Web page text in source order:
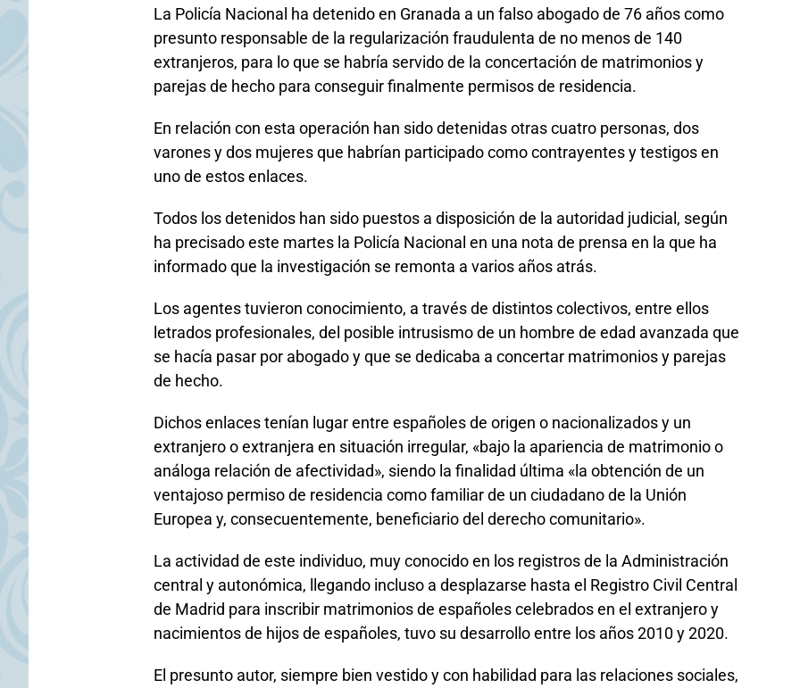
La Policía Nacional ha detenido en Granada a un falso abogado de 76 años como
presunto responsable de la regularización fraudulenta de no menos de 140
extranjeros, para lo que se habría servido de la concertación de matrimonios y
parejas de hecho para conseguir finalmente permisos de residencia.
En relación con esta operación han sido detenidas otras cuatro personas, dos
varones y dos mujeres que habrían participado como contrayentes y testigos en
uno de estos enlaces.
Todos los detenidos han sido puestos a disposición de la autoridad judicial, según
ha precisado este martes la Policía Nacional en una nota de prensa en la que ha
informado que la investigación se remonta a varios años atrás.
Los agentes tuvieron conocimiento, a través de distintos colectivos, entre ellos
letrados profesionales, del posible intrusismo de un hombre de edad avanzada que
se hacía pasar por abogado y que se dedicaba a concertar matrimonios y parejas
de hecho.
Dichos enlaces tenían lugar entre españoles de origen o nacionalizados y un
extranjero o extranjera en situación irregular, «bajo la apariencia de matrimonio o
análoga relación de afectividad», siendo la finalidad última «la obtención de un
ventajoso permiso de residencia como familiar de un ciudadano de la Unión
Europea y, consecuentemente, beneficiario del derecho comunitario».
La actividad de este individuo, muy conocido en los registros de la Administración
central y autonómica, llegando incluso a desplazarse hasta el Registro Civil Central
de Madrid para inscribir matrimonios de españoles celebrados en el extranjero y
nacimientos de hijos de españoles, tuvo su desarrollo entre los años 2010 y 2020.
El presunto autor, siempre bien vestido y con habilidad para las relaciones sociales,